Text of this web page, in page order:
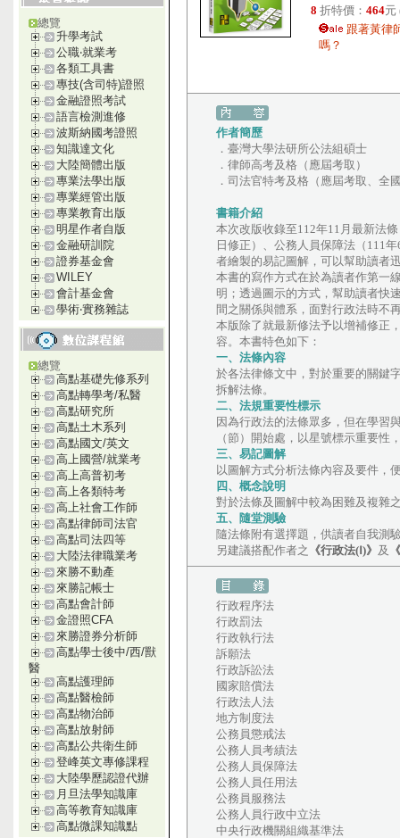
總覽
升學考試
公職‧就業考
各類工具書
專技(含司特)證照
金融證照考試
語言檢測進修
波斯納國考證照
知識達文化
大陸簡體出版
專業法學出版
專業經管出版
專業教育出版
明星作者自版
金融研訓院
證券基金會
WILEY
會計基金會
學術‧實務雜誌
總覽
高點基礎先修系列
高點轉學考/私醫
高點研究所
高點土木系列
高點國文/英文
高上國營/就業考
高上高普初考
高上各類特考
高上社會工作師
高點律師司法官
高點司法四等
大陸法律職業考
來勝不動產
來勝記帳士
高點會計師
金證照CFA
來勝證券分析師
高點學士後中/西/獸
醫
高點護理師
高點醫檢師
高點物治師
高點放射師
高點公共衛生師
登峰英文專修課程
大陸學歷認證代辦
月旦法學知識庫
高等教育知識庫
高點微課知識點
8 折特價： 464元
跟著黃律
嗎？
作者簡歷
．臺灣大學法研所公法組碩士
．律師高考及格（應屆考取）
．司法官特考及格（應屆考取、全
書籍介紹
本次改版收錄至112年11月最新法
日修正）、公務人員保障法（111
者繪製的易記圖解，可以幫助讀者
本書的寫作方式在於為讀者作第一
明；透過圖示的方式，幫助讀者快
間之關係與體系，面對行政法時不
本版除了就最新修法予以增補修正
容。本書特色如下：
一、法條內容
於各法律條文中，對於重要的關鍵
拆解法條。
二、法規重要性標示
因為行政法的法條眾多，但在學習
（節）開始處，以星號標示重要
三、易記圖解
以圖解方式分析法條內容及要件，
四、概念說明
對於法條及圖解中較為困難及複雜
五、隨堂測驗
隨法條附有選擇題，供讀者自我測
另建議搭配作者之 《行政法(Ⅰ)》 及
行政程序法
行政罰法
行政執行法
訴願法
行政訴訟法
國家賠償法
行政法人法
地方制度法
公務員懲戒法
公務人員考績法
公務人員保障法
公務人員任用法
公務員服務法
公務人員行政中立法
中央行政機關組織基準法